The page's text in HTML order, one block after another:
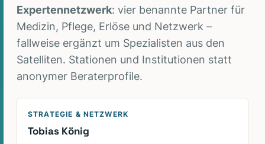
Expertennetzwerk: vier benannte Partner für
Medizin, Pflege, Erlöse und Netzwerk –
fallweise ergänzt um Spezialisten aus den
Satelliten. Stationen und Institutionen statt
anonymer Beraterprofile.
STRATEGIE & NETZWERK
Tobias König